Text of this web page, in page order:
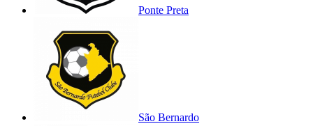
Ponte Preta
São Bernardo